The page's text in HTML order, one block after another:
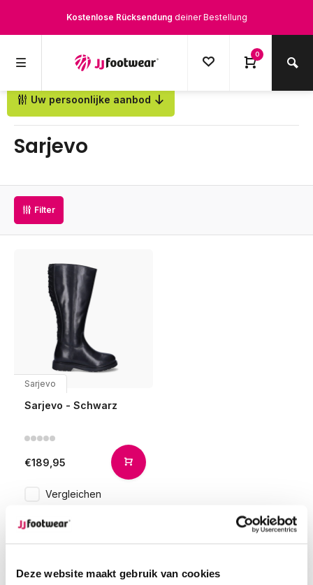
Deze website maakt gebruik van cookies
Kostenlose Rücksendung deiner Bestellung
0
Uw persoonlijke aanbod
Sarjevo
Filter
Sarjevo
Sarjevo - Schwarz
€189,95
Vergleichen